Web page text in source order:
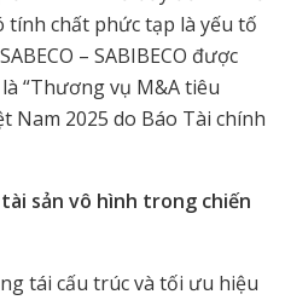
tính chất phức tạp là yếu tố
– SABIBECO được
“Thương vụ M&A tiêu
Nam 2025 do Báo Tài chính
sản vô hình trong chiến
tái cấu trúc và tối ưu hiệu